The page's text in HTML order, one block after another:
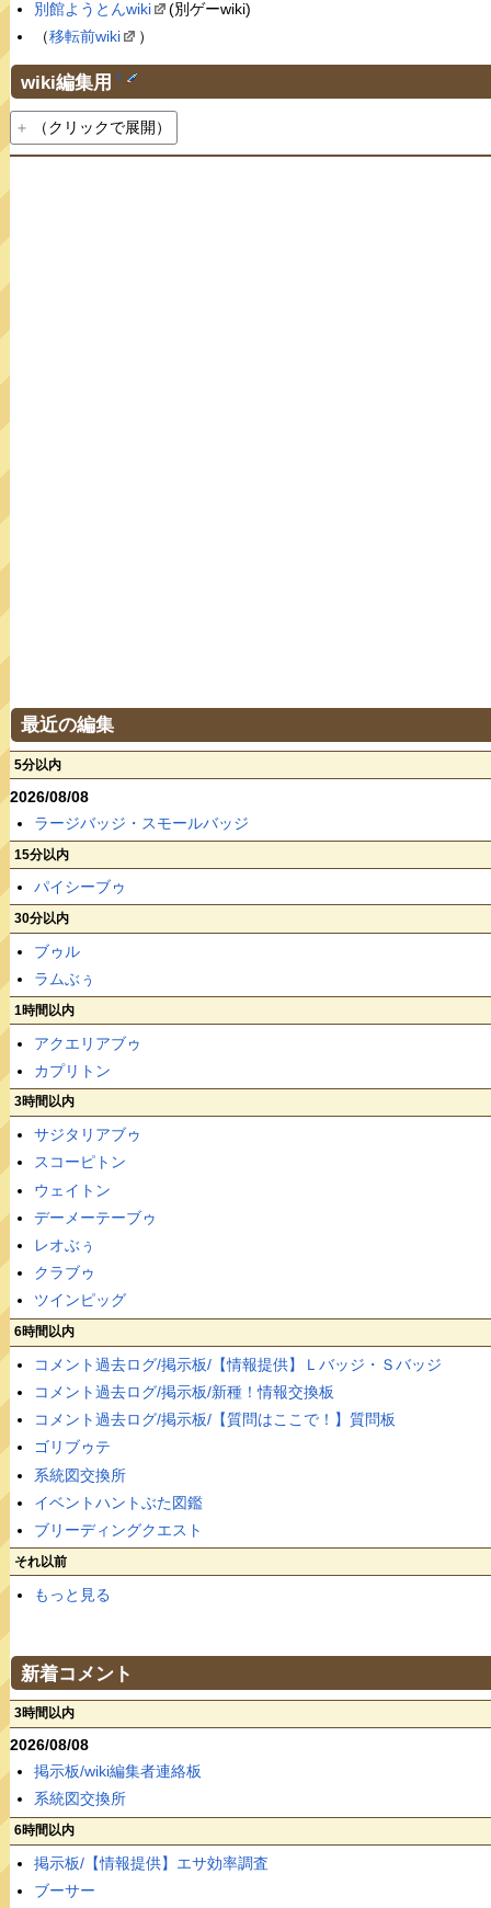
別館ようとんwiki
(別ゲーwiki)
（移転前wiki ）
wiki編集用 †
（クリックで展開）
最近の編集
5分以内
2026/08/08
ラージバッジ・スモールバッジ
15分以内
パイシーブゥ
30分以内
ブゥル
ラムぶぅ
1時間以内
アクエリアブゥ
カプリトン
3時間以内
サジタリアブゥ
スコーピトン
ウェイトン
デーメーテーブゥ
レオぶぅ
クラブゥ
ツインピッグ
6時間以内
コメント過去ログ/掲示板/【情報提供】Ｌバッジ・Ｓバッジ
コメント過去ログ/掲示板/新種！情報交換板
コメント過去ログ/掲示板/【質問はここで！】質問板
ゴリブゥテ
系統図交換所
イベントハントぶた図鑑
ブリーディングクエスト
それ以前
もっと見る
新着コメント
3時間以内
2026/08/08
掲示板/wiki編集者連絡板
系統図交換所
6時間以内
掲示板/【情報提供】エサ効率調査
ブーサー